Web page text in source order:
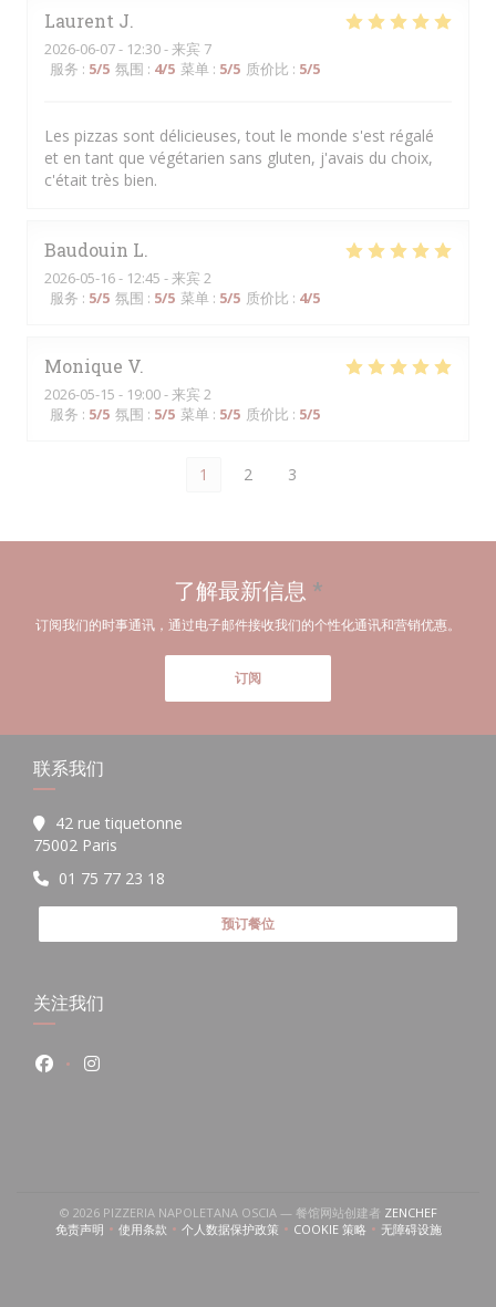
Laurent J
2026-06-07- 12:30 - 来宾 7
服务 : 5/5 氛围 : 4/5 菜单 : 5/5 质价比 : 5/5
Les pizzas sont délicieuses, tout le monde s'est régalé
et en tant que végétarien sans gluten, j'avais du choix,
c'était très bien.
Baudouin L
2026-05-16- 12:45 - 来宾 2
服务 : 5/5 氛围 : 5/5 菜单 : 5/5 质价比 : 4/5
Monique V
2026-05-15 - 19:00 - 来宾 2
服务 : 5/5 氛围 : 5/5 菜单 : 5/5 质价比 : 5/5
1 2 3
了解最新信息 *
订阅我们的时事通讯，通过电子邮件接收我们的个性化通讯和营销优惠。
订阅
联系我们
42 rue tiquetonne
75002 Paris
01 75 77 23 18
预订餐位
关注我们
Facebook ((在新窗口中打开))
Instagram ((在新窗口中打开))
© 2026 PIZZERIA NAPOLETANA OSCIA — 餐馆网站创建者 ZENCHEF((在新窗口
免责声明((在新窗口中打开))
使用条款((在新窗口中打开))
个人数据保护政策((在新窗口中打开))
COOKIE 策略((在新窗口中打开))
无障碍设施
((在新窗口中打